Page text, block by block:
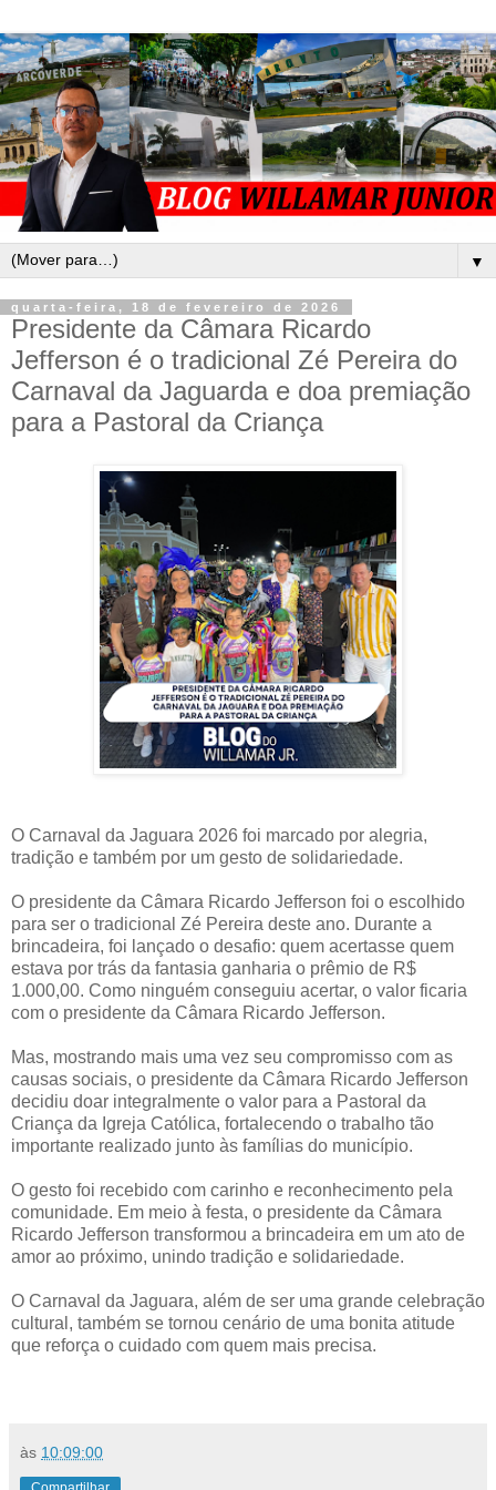
▼
quarta-feira, 18 de fevereiro de 2026
Presidente da Câmara Ricardo
Jefferson é o tradicional Zé Pereira do
Carnaval da Jaguarda e doa premiação
para a Pastoral da Criança
O Carnaval da Jaguara 2026 foi marcado por alegria,
tradição e também por um gesto de solidariedade.
O presidente da Câmara Ricardo Jefferson foi o escolhido
para ser o tradicional Zé Pereira deste ano. Durante a
brincadeira, foi lançado o desafio: quem acertasse quem
estava por trás da fantasia ganharia o prêmio de R$
1.000,00. Como ninguém conseguiu acertar, o valor ficaria
com o presidente da Câmara Ricardo Jefferson.
Mas, mostrando mais uma vez seu compromisso com as
causas sociais, o presidente da Câmara Ricardo Jefferson
decidiu doar integralmente o valor para a Pastoral da
Criança da Igreja Católica, fortalecendo o trabalho tão
importante realizado junto às famílias do município.
O gesto foi recebido com carinho e reconhecimento pela
comunidade. Em meio à festa, o presidente da Câmara
Ricardo Jefferson transformou a brincadeira em um ato de
amor ao próximo, unindo tradição e solidariedade.
O Carnaval da Jaguara, além de ser uma grande celebração
cultural, também se tornou cenário de uma bonita atitude
que reforça o cuidado com quem mais precisa.
às 10:09:00